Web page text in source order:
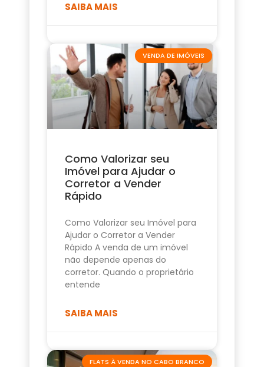
SAIBA MAIS
VENDA DE IMÓVEIS
Como Valorizar seu
Imóvel para Ajudar o
Corretor a Vender
Rápido
Como Valorizar seu Imóvel para
Ajudar o Corretor a Vender
Rápido A venda de um imóvel
não depende apenas do
corretor. Quando o proprietário
entende
SAIBA MAIS
FLATS À VENDA NO CABO BRANCO